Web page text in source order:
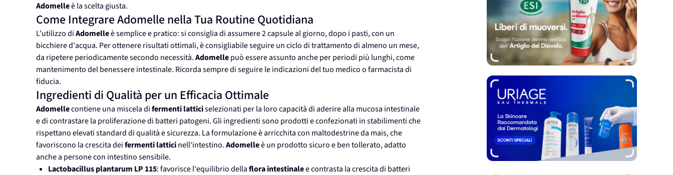
Adomelleè la scelta giusta.
Come Integrare Adomelle nella Tua Routine Quotidiana
L'utilizzo diAdomelleè semplice e pratico: si consiglia di assumere 2 capsule al giorno, dopo i pasti, con un
bicchiere d'acqua. Per ottenere risultati ottimali, è consigliabile seguire un ciclo di trattamento di almeno un mese,
da ripetere periodicamente secondo necessità.Adomellepuò essere assunto anche per periodi più lunghi, come
mantenimento del benessere intestinale. Ricorda sempre di seguire le indicazioni del tuo medico o farmacista di
fiducia.
Ingredienti di Qualità per un Efficacia Ottimale
Adomellecontiene una miscela difermenti latticiselezionati per la loro capacità di aderire alla mucosa intestinale
e di contrastare la proliferazione di batteri patogeni. Gli ingredienti sono prodotti e confezionati in stabilimenti che
rispettano elevati standard di qualità e sicurezza. La formulazione è arricchita con maltodestrine da mais, che
favoriscono la crescita deifermenti latticinell'intestino.Adomelleè un prodotto sicuro e ben tollerato, adatto
anche a persone con intestino sensibile.
Lactobacillus plantarum LP 115: favorisce l'equilibrio dellaflora intestinalee contrasta la crescita di batteri